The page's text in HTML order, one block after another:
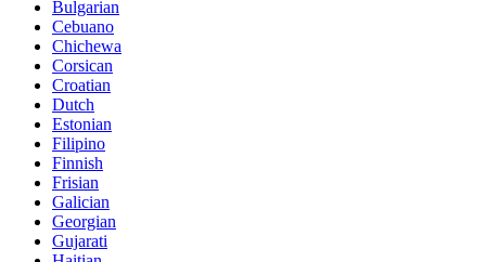
Bulgarian
Cebuano
Chichewa
Corsican
Croatian
Dutch
Estonian
Filipino
Finnish
Frisian
Galician
Georgian
Gujarati